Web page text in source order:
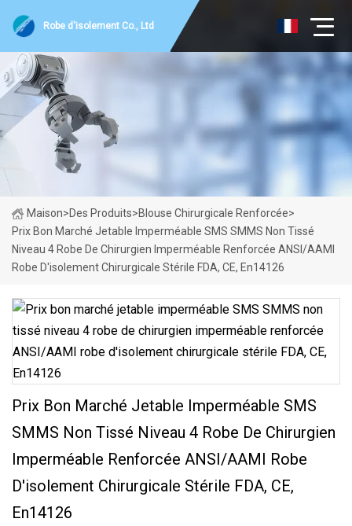
Robe d'isolement Co., Ltd
Maison>Des Produits>Blouse Chirurgicale Renforcée>
Prix ​​bon Marché Jetable Imperméable SMS SMMS Non Tissé
Niveau 4 Robe De Chirurgien Imperméable Renforcée ANSI/AAMI
Robe D'isolement Chirurgicale Stérile FDA, CE, En14126
Prix ​​bon Marché Jetable Imperméable SMS
SMMS Non Tissé Niveau 4 Robe De Chirurgien
Imperméable Renforcée ANSI/AAMI Robe
D'isolement Chirurgicale Stérile FDA, CE,
En14126